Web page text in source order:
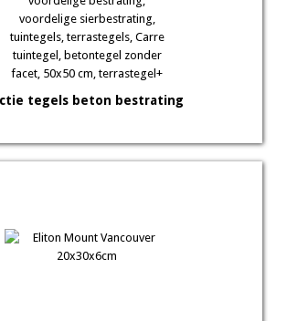
tegels beton bestrating